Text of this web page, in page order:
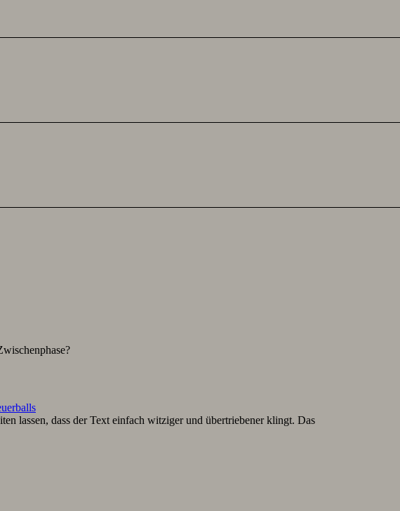
lassen, dass der Text einfach witziger und übertriebener klingt. Das